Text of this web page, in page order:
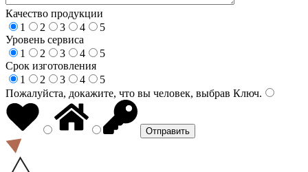
Качество продукции
1
2 3 4
5
Уровень сервиса
1
2 3 4
5
Срок изготовления
1
2 3 4
5
Пожалуйста, докажите, что вы человек, выбрав Ключ.